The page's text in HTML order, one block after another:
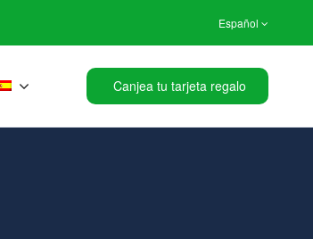
Español
Canjea tu tarjeta regalo